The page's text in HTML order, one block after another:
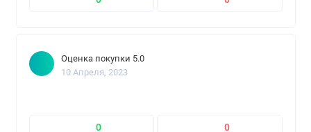
Оценка покупки 5.0
10 Апреля, 2023
0 0